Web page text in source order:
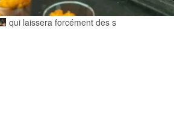
qui laissera forcément des s